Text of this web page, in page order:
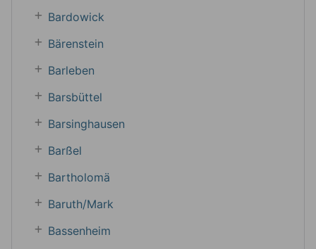
Bardowick
Bärenstein
Barleben
Barsbüttel
Barsinghausen
Barßel
Bartholomä
Baruth/Mark
Bassenheim